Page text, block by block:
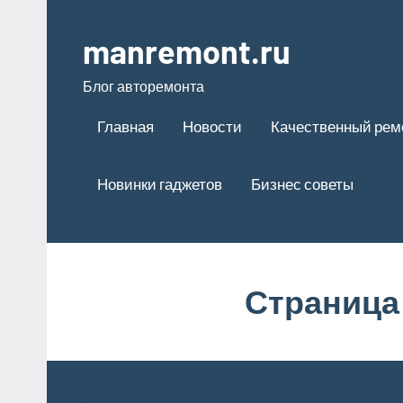
содержимому
manremont.ru
Блог авторемонта
Главная Новости Качественный
Новинки гаджетов Бизнес советы
Страница